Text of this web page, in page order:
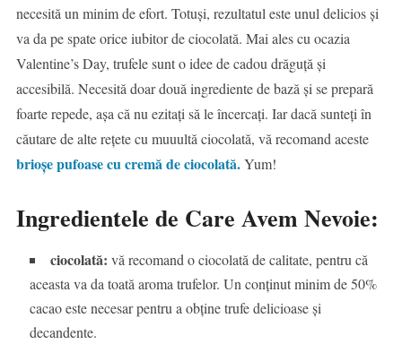
necesită un minim de efort. Totuși, rezultatul este unul delicios și
va da pe spate orice iubitor de ciocolată. Mai ales cu ocazia
Valentine’s Day, trufele sunt o idee de cadou drăguță și
accesibilă. Necesită doar două ingrediente de bază și se prepară
foarte repede, așa că nu ezitați să le încercați. Iar dacă sunteți în
căutare de alte rețete cu muuultă ciocolată, vă recomand aceste
brioșe pufoase cu cremă de ciocolată.Yum!
Ingredientele de Care Avem Nevoie:
ciocolată: vă recomand o ciocolată de calitate, pentru că
aceasta va da toată aroma trufelor. Un conținut minim de 50%
cacao este necesar pentru a obține trufe delicioase și
decandente.